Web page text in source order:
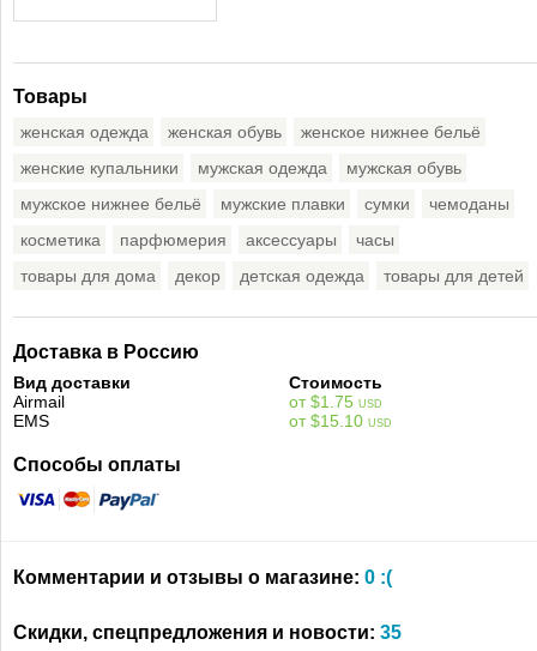
Товары
женская одежда женская обувь
женское нижнее бельё
женские купальники
мужская одежда
мужская обувь
мужское нижнее бельё
мужские плавки сумки
чемоданы
косметика
парфюмерия аксессуары
часы
товары для дома
декор детская одежда товары для детей
Доставка в Россию
Вид доставки
Стоимость
Airmail
от $1.75 USD
EMS от $15.10 USD
Способы оплаты
Комментарии и отзывы о магазине: 0 :(
Скидки, спецпредложения и новости: 35